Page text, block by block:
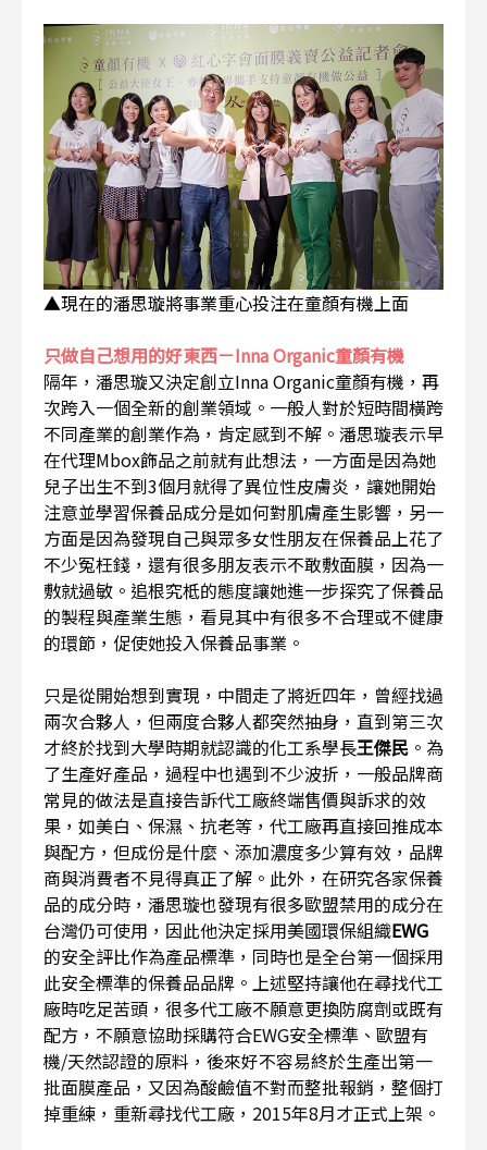
▲現在的潘思璇將事業重心投注在童顏有機上面
只做自己想用的好東西－Inna Organic童顏有機
隔年，潘思璇又決定創立Inna Organic童顏有機，再
次跨入一個全新的創業領域。一般人對於短時間橫跨
不同產業的創業作為，肯定感到不解。潘思璇表示早
在代理Mbox飾品之前就有此想法，一方面是因為她
兒子出生不到3個月就得了異位性皮膚炎，讓她開始
注意並學習保養品成分是如何對肌膚產生影響，另一
方面是因為發現自己與眾多女性朋友在保養品上花了
不少冤枉錢，還有很多朋友表示不敢敷面膜，因為一
敷就過敏。追根究柢的態度讓她進一步探究了保養品
的製程與產業生態，看見其中有很多不合理或不健康
的環節，促使她投入保養品事業。
只是從開始想到實現，中間走了將近四年，曾經找過
兩次合夥人，但兩度合夥人都突然抽身，直到第三次
才終於找到大學時期就認識的化工系學長王傑民 。為
了生產好產品，過程中也遇到不少波折，一般品牌商
常見的做法是直接告訴代工廠終端售價與訴求的效
果，如美白、保濕、抗老等，代工廠再直接回推成本
與配方，但成份是什麼、添加濃度多少算有效，品牌
商與消費者不見得真正了解。此外，在研究各家保養
品的成分時，潘思璇也發現有很多歐盟禁用的成分在
台灣仍可使用，因此他決定採用美國環保組織EWG
的安全評比作為產品標準，同時也是全台第一個採用
此安全標準的保養品品牌。上述堅持讓他在尋找代工
廠時吃足苦頭，很多代工廠不願意更換防腐劑或既有
配方，不願意協助採購符合EWG安全標準、歐盟有
機/天然認證的原料，後來好不容易終於生產出第一
批面膜產品，又因為酸鹼值不對而整批報銷，整個打
掉重練，重新尋找代工廠，2015年8月才正式上架。